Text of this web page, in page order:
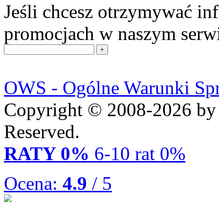
Jeśli chcesz otrzymywać
promocjach w naszym
OWS - Ogólne Warunki
Copyright © 2008-2026
Reserved.
RATY 0% 6-10 rat 0%
Ocena: 4.9 / 5